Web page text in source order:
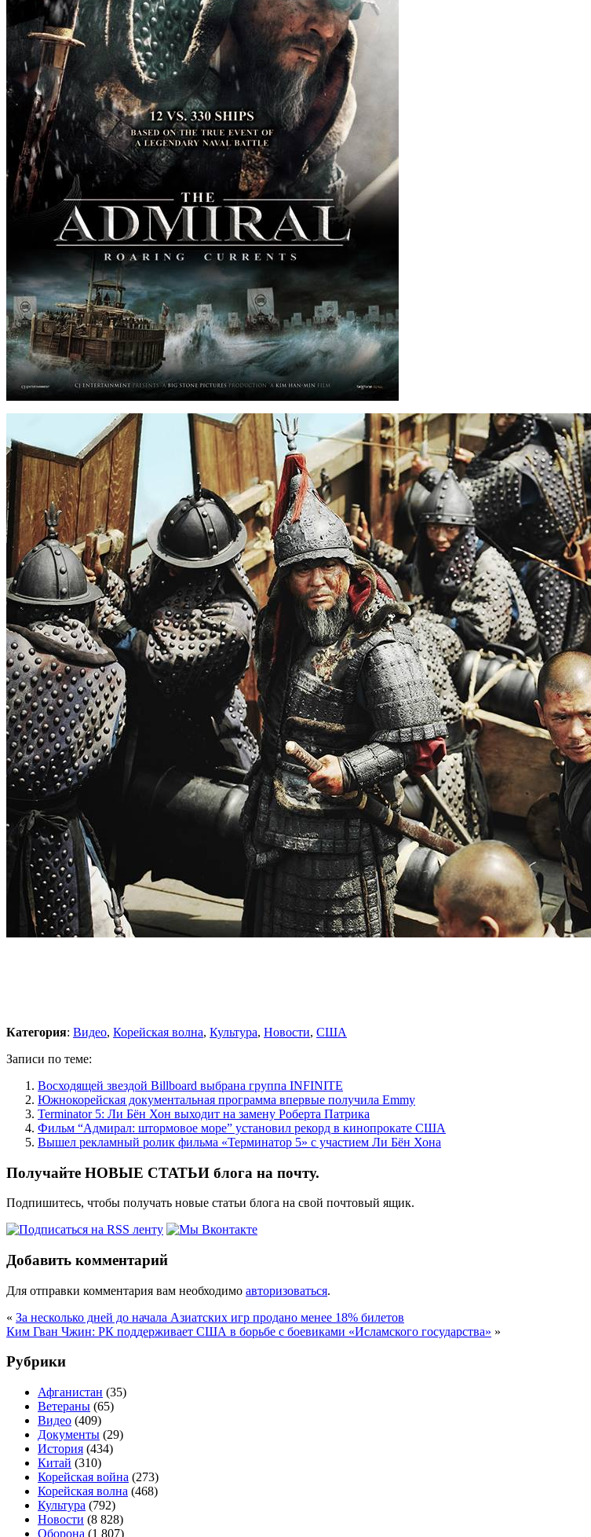
Категория: Видео, Корейская волна, Культура, Новости, США
Записи по теме:
Восходящей звездой Billboard выбрана группа INFINITE
Южнокорейская документальная программа впервые получила Emmy
Terminator 5: Ли Бён Хон выходит на замену Роберта Патрика
Фильм “Адмирал: штормовое море” установил рекорд в кинопрокате США
Вышел рекламный ролик фильма «Терминатор 5» с участием Ли Бён Хона
Получайте НОВЫЕ СТАТЬИ блога на почту.
Подпишитесь, чтобы получать новые статьи блога на свой почтовый ящик.
Добавить комментарий
Для отправки комментария вам необходимо авторизоваться.
« За несколько дней до начала Азиатских игр продано менее 18% билетов
Ким Гван Чжин: РК поддерживает США в борьбе с боевиками «Исламского государства» »
Рубрики
Афганистан (35)
Ветераны (65)
Видео (409)
Документы (29)
История (434)
Китай (310)
Корейская война (273)
Корейская волна (468)
Культура (792)
Новости (8 828)
Оборона (1 807)